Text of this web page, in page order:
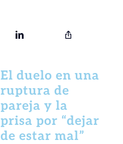
El duelo en una
ruptura de
pareja y la
prisa por “dejar
de estar mal”